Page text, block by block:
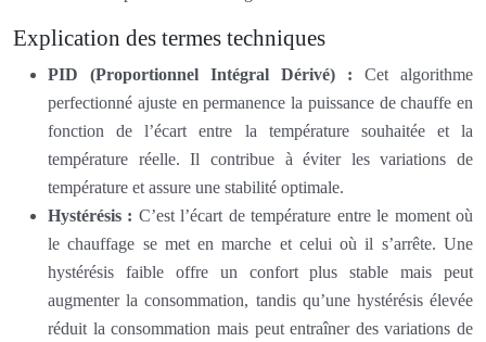
Explication des termes techniques
PID (Proportionnel Intégral Dérivé) : Cet algorithme
perfectionné ajuste en permanence la puissance de chauffe en
fonction de l’écart entre la température souhaitée et la
température réelle. Il contribue à éviter les variations de
température et assure une stabilité optimale.
Hystérésis : C’est l’écart de température entre le moment où
le chauffage se met en marche et celui où il s’arrête. Une
hystérésis faible offre un confort plus stable mais peut
augmenter la consommation, tandis qu’une hystérésis élevée
réduit la consommation mais peut entraîner des variations de